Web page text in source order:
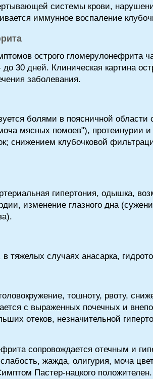
системы крови,
иммунное воспаление
острого гломерулонефрита
30 дней. Клиническая картина
заболевания.
болями в поясничной
мясных помоев"), протеинурии
снижением клубочковой
гипертония, одышка,
изменение глазного дна
случаях анасарка,
тошноту, рвоту,
с выраженных почечных и
отеков, незначительной
сопровождается отечным и
жажда, олигурия, моча
Пастер-нацкого